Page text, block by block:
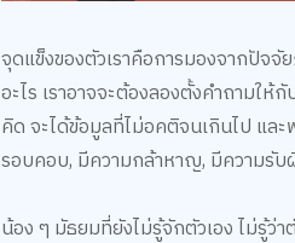
จุดแข็งของตัวเราคือการมองจากปัจจั
อะไร เราอาจจะต้องลองตั้งคำถามให้
คิด จะได้ข้อมูลที่ไม่อคติจนเกินไป แล
รอบคอบ, มีความกล้าหาญ, มีความรับ
น้อง ๆ มัธยมที่ยังไม่รู้จักตัวเอง ไม่รู้ว่